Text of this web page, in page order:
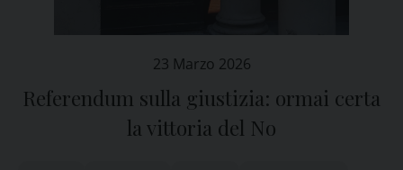
23 Marzo 2026
Referendum sulla giustizia: ormai certa
la vittoria del No